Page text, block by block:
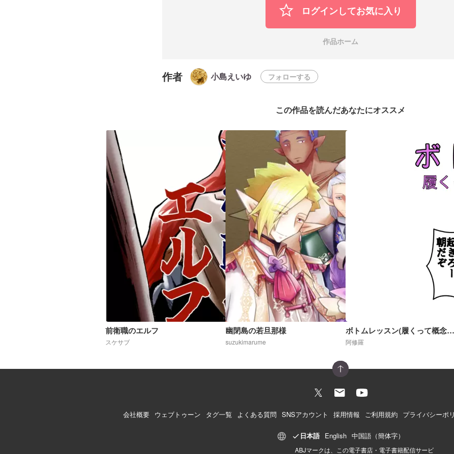
ログインしてお気に入り
作品ホーム
作者 小島えいゆ フォローする
この作品を読んだあなたにオススメ
前衛職のエルフ
スケサブ
幽閉島の若旦那様
suzukimarume
ボトムレッスン(履くって概念が崩壊した世界)R18
阿修羅
会社概要 ウェブトゥーン タグ一覧 よくある質問 SNSアカウント 採用情報 ご利用規約 プライバシーポ
日本語 English 中国語（簡体字）
ABJマークは、この電子書店・電子書籍配信サービ